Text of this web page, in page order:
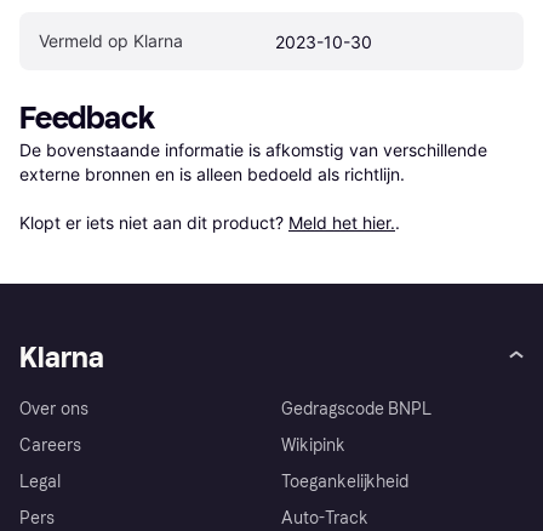
Vermeld op Klarna 2023-10-30
Feedback
De bovenstaande informatie is afkomstig van verschillende
externe bronnen en is alleen bedoeld als richtlijn.
Klopt er iets niet aan dit product? Meld het hier..
Klarna
Over ons
Careers
Legal
Pers
Gedragscode BNPL
Wikipink
Toegankelijkheid
Auto-Track